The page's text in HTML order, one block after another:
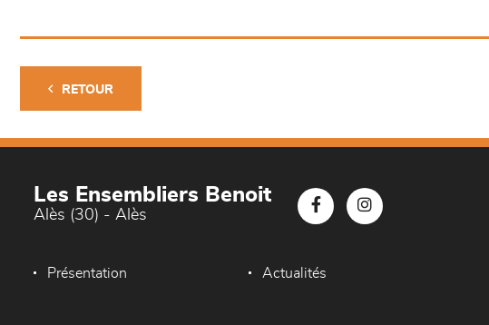
RETOUR
Les Ensembliers Benoit
Alès (30) - Alès
Présentation Actualités